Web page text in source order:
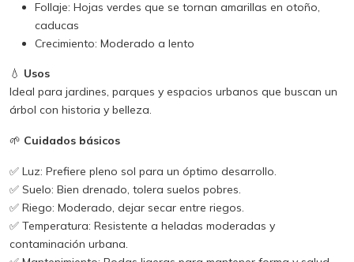
Follaje: Hojas verdes que se tornan amarillas en otoño,
caducas
Crecimiento: Moderado a lento
💧 Usos
Ideal para jardines, parques y espacios urbanos que buscan un
árbol con historia y belleza.
🌱 Cuidados básicos
✅ Luz: Prefiere pleno sol para un óptimo desarrollo.
✅ Suelo: Bien drenado, tolera suelos pobres.
✅ Riego: Moderado, dejar secar entre riegos.
✅ Temperatura: Resistente a heladas moderadas y
contaminación urbana.